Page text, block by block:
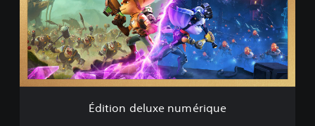
o
n
e
x
Édition deluxe numérique